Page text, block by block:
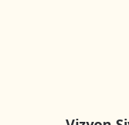
tabiatını
akademisyenin